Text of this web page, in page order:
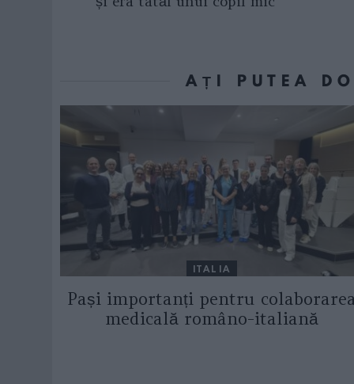
AȚI PUTEA
ITALIA
Pași importanți pentru
medicală româno-italiană